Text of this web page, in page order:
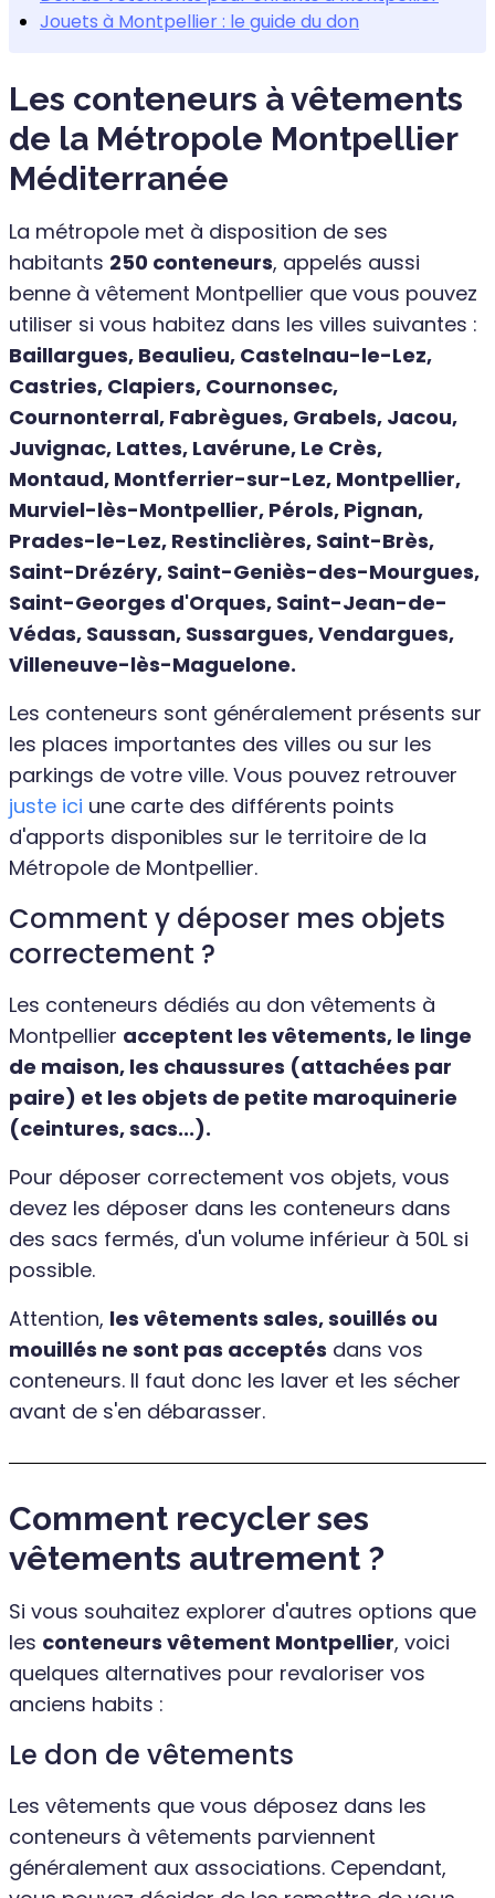
Jouets à Montpellier : le guide du don
Les conteneurs à vêtements
de la Métropole Montpellier
Méditerranée
La métropole met à disposition de ses
habitants 250 conteneurs, appelés aussi
benne à vêtement Montpellier que vous pouvez
utiliser si vous habitez dans les villes suivantes :
Baillargues, Beaulieu, Castelnau-le-Lez,
Castries, Clapiers, Cournonsec,
Cournonterral, Fabrègues, Grabels, Jacou,
Juvignac, Lattes, Lavérune, Le Crès,
Montaud, Montferrier-sur-Lez, Montpellier,
Murviel-lès-Montpellier, Pérols, Pignan,
Prades-le-Lez, Restinclières, Saint-Brès,
Saint-Drézéry, Saint-Geniès-des-Mourgues,
Saint-Georges d'Orques, Saint-Jean-de-
Védas, Saussan, Sussargues, Vendargues,
Villeneuve-lès-Maguelone.
Les conteneurs sont généralement présents sur
les places importantes des villes ou sur les
parkings de votre ville. Vous pouvez retrouver
juste ici une carte des différents points
d'apports disponibles sur le territoire de la
Métropole de Montpellier.
Comment y déposer mes objets
correctement ?
Les conteneurs dédiés au don vêtements à
Montpellier acceptent les vêtements, le linge
de maison, les chaussures (attachées par
paire) et les objets de petite maroquinerie
(ceintures, sacs...).
Pour déposer correctement vos objets, vous
devez les déposer dans les conteneurs dans
des sacs fermés, d'un volume inférieur à 50L si
possible.
Attention, les vêtements sales, souillés ou
mouillés ne sont pas acceptés dans vos
conteneurs. Il faut donc les laver et les sécher
avant de s'en débarasser.
Comment recycler ses
vêtements autrement ?
Si vous souhaitez explorer d'autres options que
les conteneurs vêtement Montpellier, voici
quelques alternatives pour revaloriser vos
anciens habits :
Le don de vêtements
Les vêtements que vous déposez dans les
conteneurs à vêtements parviennent
généralement aux associations. Cependant,